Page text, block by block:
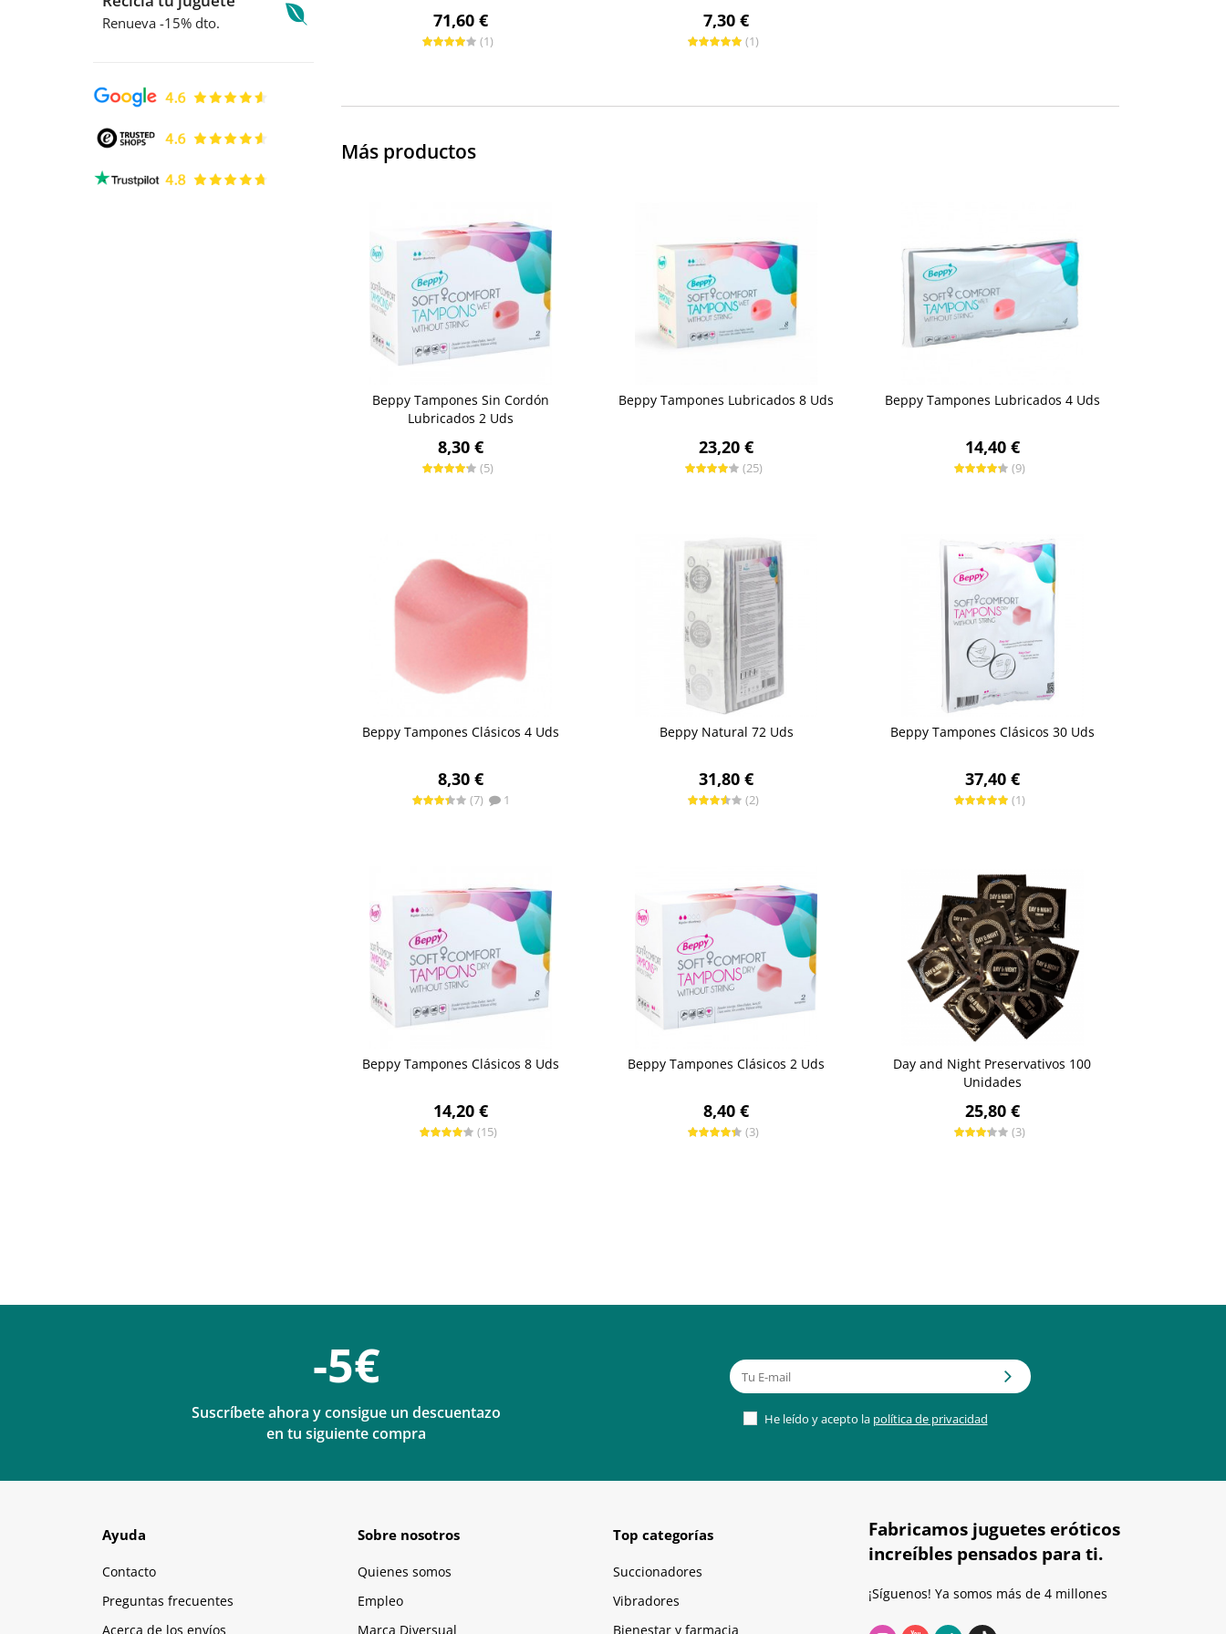
Renueva -15% dto. 71,60 €
(1)
7,30 €
(1)
Más productos
Beppy Tampones Sin Cordón
Lubricados 2 Uds
8,30 €
(5)
Beppy Tampones Lubricados 8 Uds
23,20 €
(25)
Beppy Tampones Lubricados 4 Uds
14,40 €
(9)
Beppy Tampones Clásicos 4 Uds
8,30 €
(7) 1
Beppy Natural 72 Uds
31,80 €
(2)
Beppy Tampones Clásicos 30 Uds
37,40 €
(1)
Beppy Tampones Clásicos 8 Uds
14,20 €
(15)
Beppy Tampones Clásicos 2 Uds
8,40 €
(3)
Day and Night Preservativos 100
Unidades
25,80 €
(3)
-5€
Suscríbete ahora y consigue un descuentazo
en tu siguiente compra
He leído y acepto la política de privacidad
Ayuda
Contacto
Preguntas frecuentes
Acerca de los envíos
Sobre nosotros
Quienes somos
Empleo
Marca Diversual
Top categorías
Succionadores
Vibradores
Bienestar y farmacia
Fabricamos juguetes eróticos
increíbles pensados para ti.
¡Síguenos! Ya somos más de 4 millones